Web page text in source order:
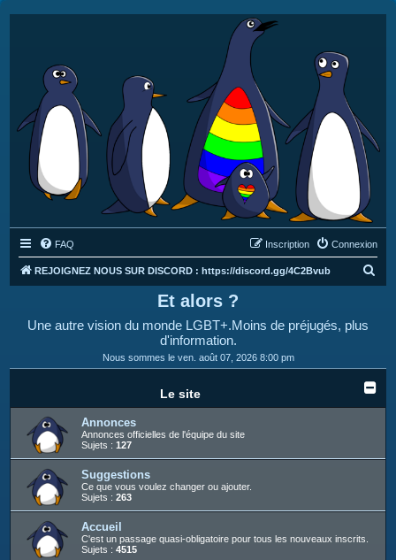
FAQ Connexion
Inscription
REJOIGNEZ NOUS SUR DISCORD : https://discord.gg/4C2Bvub
r
Et alors ?
Une autre vision du monde LGBT+.Moins de préjugés, plus
d'information.
Nous sommes le ven. août 07, 2026 8:00 pm
Le site
Annonces
Annonces officielles de l'équipe du site
Sujets : 127
Suggestions
Ce que vous voulez changer ou ajouter.
Sujets : 263
Accueil
C'est un passage quasi-obligatoire pour tous les nouveaux inscrits.
Sujets : 4515